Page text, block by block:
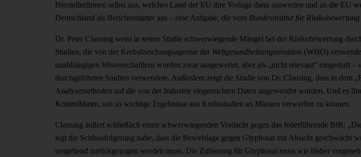
Herstellerfirmen selbst aus, welches Land der EU ihre Vorlage dann auswerten und an die EU
Deutschland als Berichterstatter aus – eine Aufgabe, die vom Bundesinstitut für Risikobewertung
Dr. Peter Clausing weist in seiner Studie schwerwiegende Mängel bei der Risikobewertung
Studien, die von der Krebsforschungsagentur der Weltgesundheitsorganisation (WHO)
unabhängigen Wissenschaftlern wurden zwar ausgewertet, aber als „nicht relevant“ eingestuft
durchgeführten Studien verwendete. Außerdem zeigt die Studie von Dr. Clausing, dass in dem
Analysemethoden auf die von der Industrie eingereichten Daten angewendet wurden. Und es
Kontrolldaten, um so wichtige Ergebnisse aus Krebsstudien an Mäusen verwerfen zu können.
Clausing äußert schließlich einen schwerwiegenden Verdacht gegen das federführende BfR:
legt die Schlussfolgerung nahe, dass die Beweislage gegen Glyphosat mit Absicht geschwächt
umgehend zurückgezogen werden muss. Die Zulassung für Glyphosat muss wie bisher